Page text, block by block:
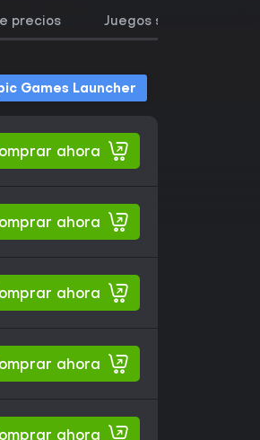
precios Juegos similares
Games Launcher
ahora
ahora
ahora
ahora
ahora